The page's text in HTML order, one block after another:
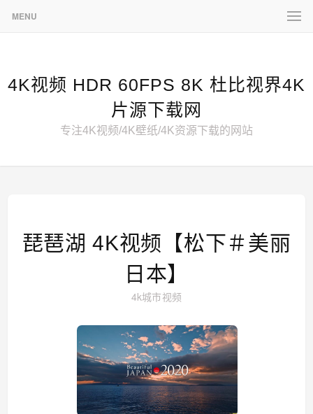
MENU
4K视频 HDR 60FPS 8K 杜比视界4K
片源下载网
专注4K视频/4K壁纸/4K资源下载的网站
琵琶湖 4K视频【松下＃美丽
日本】
4k城市视频